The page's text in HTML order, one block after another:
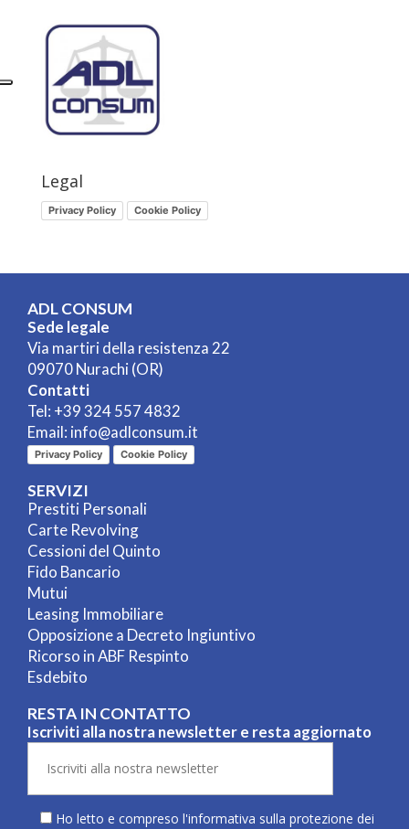
Legal
Privacy Policy Cookie Policy
ADL CONSUM
Sede legale
Via martiri della resistenza 22
09070 Nurachi (OR)
Contatti
Tel: +39 324 557 4832
Email: info@adlconsum.it
Privacy Policy Cookie Policy
SERVIZI
Prestiti Personali
Carte Revolving
Cessioni del Quinto
Fido Bancario
Mutui
Leasing Immobiliare
Opposizione a Decreto Ingiuntivo
Ricorso in ABF Respinto
Esdebito
RESTA IN CONTATTO
Iscriviti alla nostra newsletter e resta aggiornato
Ho letto e compreso l'informativa sulla protezione dei